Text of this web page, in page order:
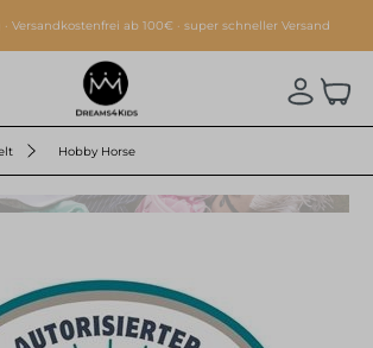
Versandkostenfrei ab 100€ · super schneller Versand
Hobby Horse
THEMENWELT